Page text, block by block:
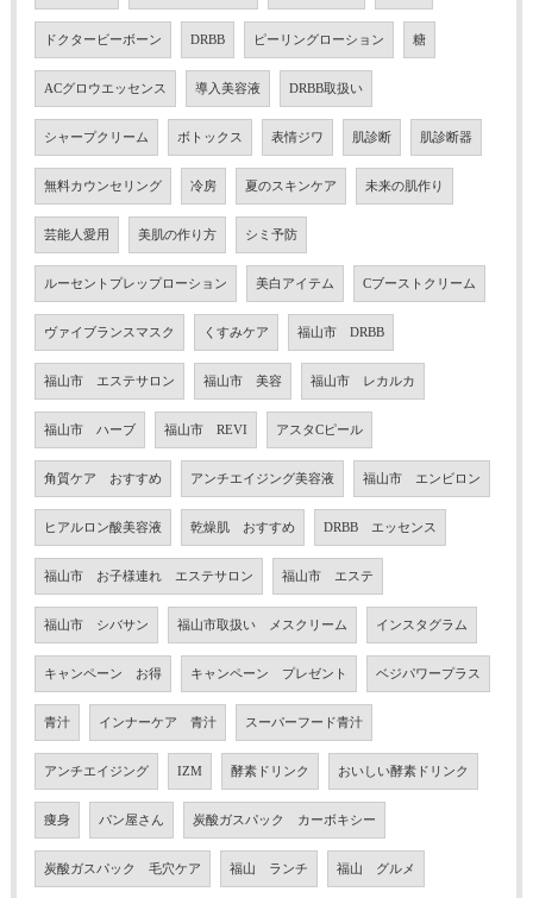
ドクタービーボーン DRBB ピーリングローション 糖
ACグロウエッセンス 導入美容液 DRBB取扱い
シャープクリーム ボトックス 表情ジワ 肌診断 肌診断器
無料カウンセリング 冷房 夏のスキンケア 未来の肌作り
芸能人愛用 美肌の作り方 シミ予防
ルーセントプレップローション 美白アイテム Cブーストクリーム
ヴァイブランスマスク くすみケア 福山市 DRBB
福山市 エステサロン 福山市 美容 福山市 レカルカ
福山市 ハーブ 福山市 REVI アスタCピール
角質ケア おすすめ アンチエイジング美容液 福山市 エンビロン
ヒアルロン酸美容液 乾燥肌 おすすめ DRBB エッセンス
福山市 お子様連れ エステサロン 福山市 エステ
福山市 シバサン 福山市取扱い メスクリーム インスタグラム
キャンペーン お得 キャンペーン プレゼント ベジパワープラス
青汁 インナーケア 青汁 スーパーフード青汁
アンチエイジング IZM 酵素ドリンク おいしい酵素ドリンク
痩身 パン屋さん 炭酸ガスパック カーボキシー
炭酸ガスパック 毛穴ケア 福山 ランチ 福山 グルメ